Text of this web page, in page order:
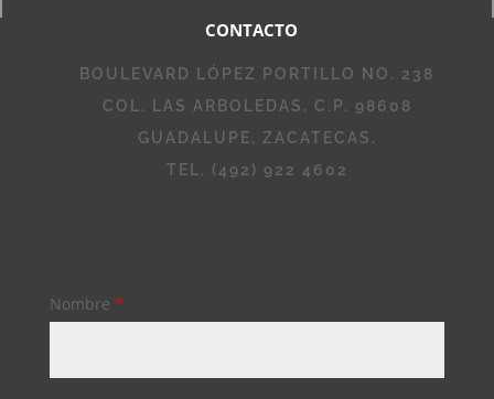
CONTACTO
BOULEVARD LÓPEZ PORTILLO NO. 238
COL. LAS ARBOLEDAS, C.P. 98608
GUADALUPE, ZACATECAS.
TEL. (492) 922 4602
Nombre *